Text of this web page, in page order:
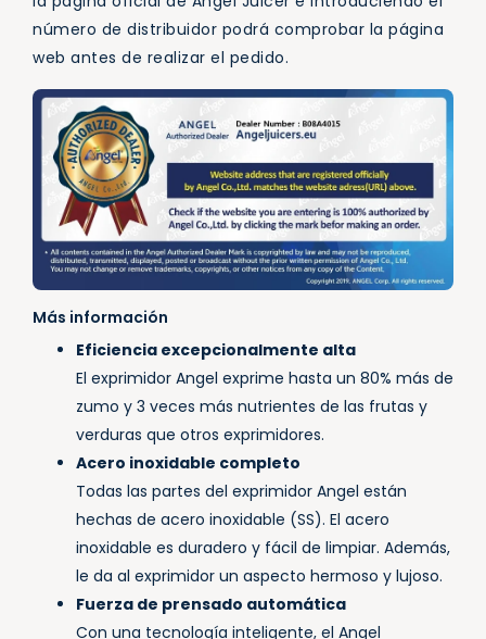
número de distribuidor podrá comprobar la página
web antes de realizar el pedido.
Más información
Eficiencia excepcionalmente alta
El exprimidor Angel exprime hasta un 80% más de
zumo y 3 veces más nutrientes de las frutas y
verduras que otros exprimidores.
Acero inoxidable completo
Todas las partes del exprimidor Angel están
hechas de acero inoxidable (SS). El acero
inoxidable es duradero y fácil de limpiar. Además,
le da al exprimidor un aspecto hermoso y lujoso.
Fuerza de prensado automática
Con una tecnología inteligente, el Angel